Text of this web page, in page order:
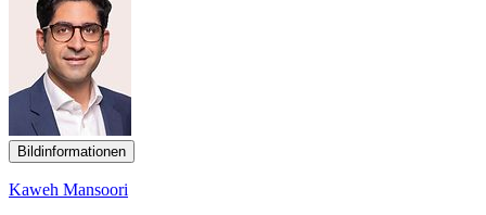
Bildinformationen
Kaweh Mansoori